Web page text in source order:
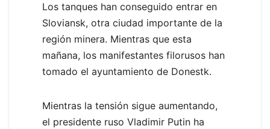
Los tanques han conseguido entrar en
Sloviansk, otra ciudad importante de la
región minera. Mientras que esta
mañana, los manifestantes filorusos han
tomado el ayuntamiento de Donestk.
Mientras la tensión sigue aumentando,
el presidente ruso Vladimir Putin ha